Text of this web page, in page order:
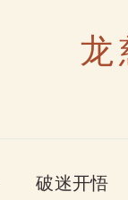
龙
破迷开悟